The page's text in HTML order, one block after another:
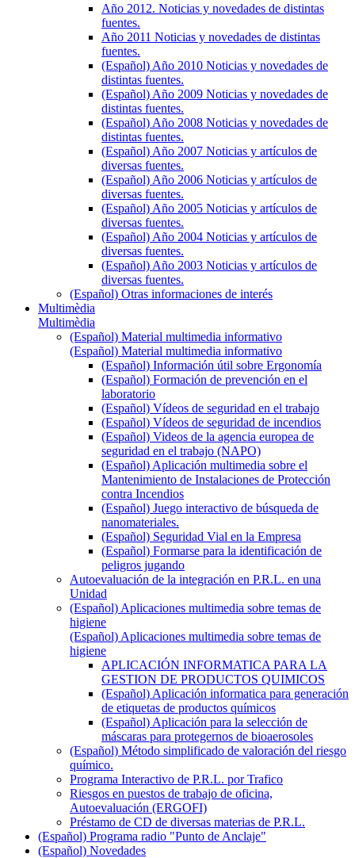
Año 2012. Noticias y novedades de distintas
fuentes.
Año 2011 Noticias y novedades de distintas
fuentes.
(Español) Año 2010 Noticias y novedades de
distintas fuentes.
(Español) Año 2009 Noticias y novedades de
distintas fuentes.
(Español) Año 2008 Noticias y novedades de
distintas fuentes.
(Español) Año 2007 Noticias y artículos de
diversas fuentes.
(Español) Año 2006 Noticias y artículos de
diversas fuentes.
(Español) Año 2005 Noticias y artículos de
diversas fuentes.
(Español) Año 2004 Noticias y artículos de
diversas fuentes.
(Español) Año 2003 Noticias y artículos de
diversas fuentes.
(Español) Otras informaciones de interés
Multimèdia
Multimèdia
(Español) Material multimedia informativo
(Español) Material multimedia informativo
(Español) Información útil sobre Ergonomía
(Español) Formación de prevención en el
laboratorio
(Español) Vídeos de seguridad en el trabajo
(Español) Vídeos de seguridad de incendios
(Español) Videos de la agencia europea de
seguridad en el trabajo (NAPO)
(Español) Aplicación multimedia sobre el
Mantenimiento de Instalaciones de Protección
contra Incendios
(Español) Juego interactivo de búsqueda de
nanomateriales.
(Español) Seguridad Vial en la Empresa
(Español) Formarse para la identificación de
peligros jugando
Autoevaluación de la integración en P.R.L. en una
Unidad
(Español) Aplicaciones multimedia sobre temas de
higiene
(Español) Aplicaciones multimedia sobre temas de
higiene
APLICACIÓN INFORMATICA PARA LA
GESTION DE PRODUCTOS QUIMICOS
(Español) Aplicación informatica para generación
de etiquetas de productos químicos
(Español) Aplicación para la selección de
máscaras para protegernos de bioaerosoles
(Español) Método simplificado de valoración del riesgo
químico.
Programa Interactivo de P.R.L. por Trafico
Riesgos en puestos de trabajo de oficina,
Autoevaluación (ERGOFI)
Préstamo de CD de diversas materias de P.R.L.
(Español) Programa radio "Punto de Anclaje"
(Español) Novedades